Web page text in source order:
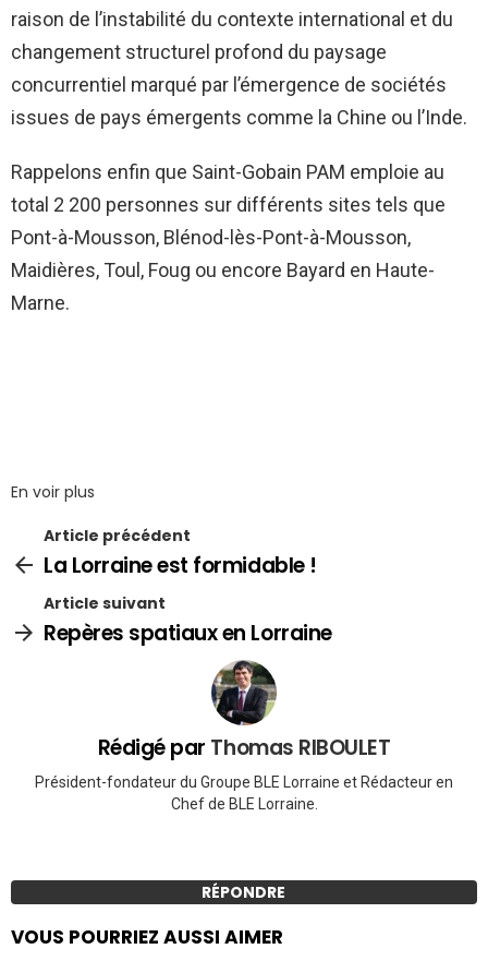
raison de l’instabilité du contexte international et du
changement structurel profond du paysage
concurrentiel marqué par l’émergence de sociétés
issues de pays émergents comme la Chine ou l’Inde.
Rappelons enfin que Saint-Gobain PAM emploie au
total 2 200 personnes sur différents sites tels que
Pont-à-Mousson, Blénod-lès-Pont-à-Mousson,
Maidières, Toul, Foug ou encore Bayard en Haute-
Marne.
En voir plus
Article précédent
La Lorraine est formidable !
Article suivant
Repères spatiaux en Lorraine
Rédigé par Thomas RIBOULET
Président-fondateur du Groupe BLE Lorraine et Rédacteur en
Chef de BLE Lorraine.
RÉPONDRE
VOUS POURRIEZ AUSSI AIMER